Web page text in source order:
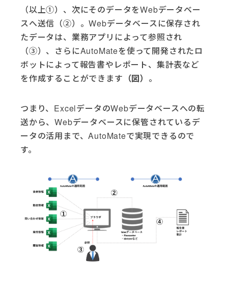
（以上①）、次にそのデータをWebデータベー
スへ送信（②）。Webデータベースに保存され
たデータは、業務アプリによって参照され
（③）、さらにAutoMateを使って開発されたロ
ボットによって報告書やレポート、集計表など
を作成することができます （図） 。
つまり、ExcelデータのWebデータベースへの転
送から、Webデータベースに保管されているデ
ータの活用まで、AutoMateで実現できるので
す。